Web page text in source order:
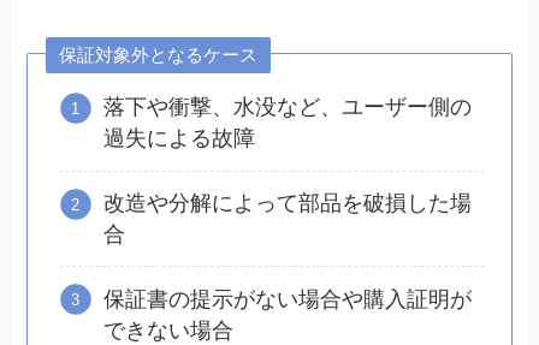
保証対象外となるケース
落下や衝撃、水没など、ユーザー側の
過失による故障
改造や分解によって部品を破損した場
合
保証書の提示がない場合や購入証明が
できない場合